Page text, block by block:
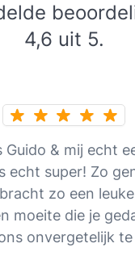
4,6 uit 5.
Guido & mij echt
echt super! Zo
zo een
moeite die je
onvergetelijk te